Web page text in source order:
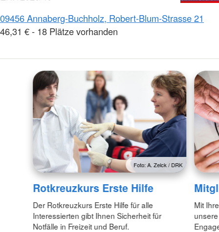
09456 Annaberg-Buchholz, Robert-Blum-Strasse 21
46,31 € - 18 Plätze vorhanden
Foto: A. Zelck / DRK
Rotkreuzkurs Erste Hilfe
Der Rotkreuzkurs Erste Hilfe für alle
Interessierten gibt Ihnen Sicherheit für
Notfälle in Freizeit und Beruf.
Mit